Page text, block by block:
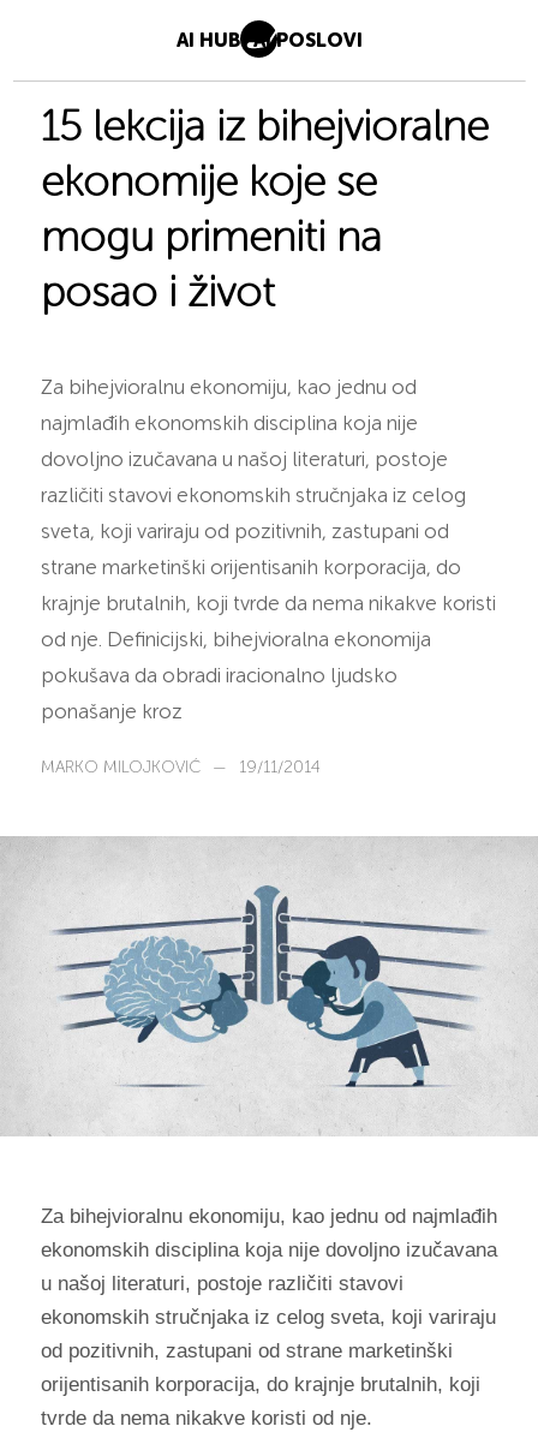
AI HUB AI POSLOVI
15 lekcija iz bihejvioralne
ekonomije koje se
mogu primeniti na
posao i život
Za bihejvioralnu ekonomiju, kao jednu od
najmlađih ekonomskih disciplina koja nije
dovoljno izučavana u našoj literaturi, postoje
različiti stavovi ekonomskih stručnjaka iz celog
sveta, koji variraju od pozitivnih, zastupani od
strane marketinški orijentisanih korporacija, do
krajnje brutalnih, koji tvrde da nema nikakve koristi
od nje. Definicijski, bihejvioralna ekonomija
pokušava da obradi iracionalno ljudsko
ponašanje kroz
MARKO MILOJKOVIĆ — 19/11/2014
Za bihejvioralnu ekonomiju, kao jednu od najmlađih
ekonomskih disciplina koja nije dovoljno izučavana
u našoj literaturi, postoje različiti stavovi
ekonomskih stručnjaka iz celog sveta, koji variraju
od pozitivnih, zastupani od strane marketinški
orijentisanih korporacija, do krajnje brutalnih, koji
tvrde da nema nikakve koristi od nje.